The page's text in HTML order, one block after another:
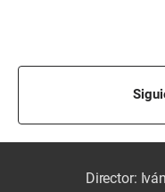
Director: